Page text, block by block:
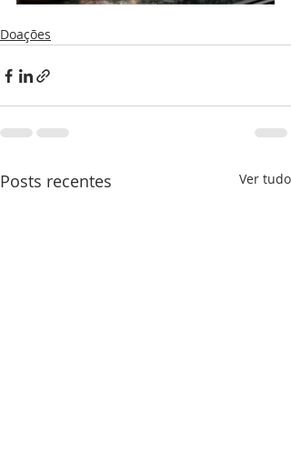
Doações
Posts recentes Ver tudo